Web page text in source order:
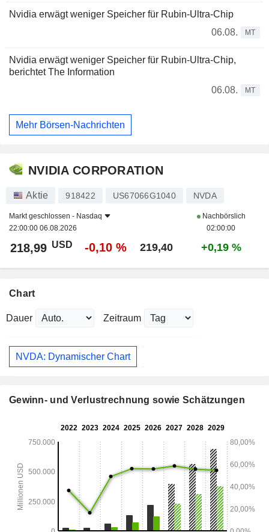
Nvidia erwägt weniger Speicher für Rubin-Ultra-Chip
06.08.
MT
Nvidia erwägt weniger Speicher für Rubin-Ultra-Chip,
berichtet The Information
06.08.
MT
Mehr Börsen-Nachrichten
NVIDIA CORPORATION
Aktie 918422 US67066G1040 NVDA
Markt geschlossen - Nasdaq
22:00:00 06.08.2026
Nachbörslich
02:00:00
218,99 USD -0,10 % 219,40 +0,19 %
Chart
Dauer Zeitraum
NVDA: Dynamischer Chart
Gewinn- und Verlustrechnung sowie Schätzungen